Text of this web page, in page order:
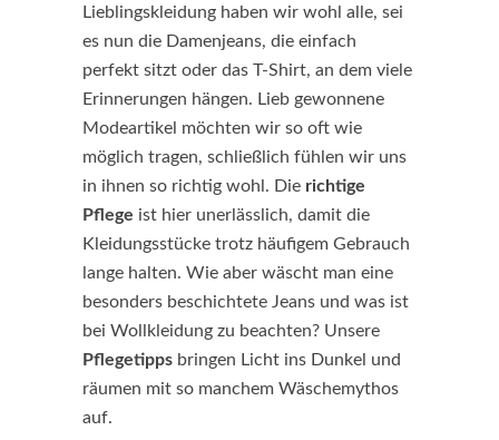
Lieblingskleidung haben wir wohl alle, sei
es nun die Damenjeans, die einfach
perfekt sitzt oder das T-Shirt, an dem viele
Erinnerungen hängen. Lieb gewonnene
Modeartikel möchten wir so oft wie
möglich tragen, schließlich fühlen wir uns
in ihnen so richtig wohl. Die richtige
Pflege ist hier unerlässlich, damit die
Kleidungsstücke trotz häufigem Gebrauch
lange halten. Wie aber wäscht man eine
besonders beschichtete Jeans und was ist
bei Wollkleidung zu beachten? Unsere
Pflegetipps bringen Licht ins Dunkel und
räumen mit so manchem Wäschemythos
auf.